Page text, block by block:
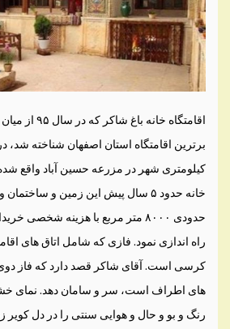
کیلومتری شهر در مزرعه حسین آباد واقع
خانه حدود ۵ سال پیش این زمین و
حدودی ۸۰۰۰ متر مربع با هزینه شخصی
راه اندازی نمود. فازی که شامل اتاق های
کرسی است. آقای شاکر قصد دارد که فاز دوی
های اطراف است، سر و سامان دهد. نمای
رنگ و بو و حال و هوایی سنتی را در دل کویر